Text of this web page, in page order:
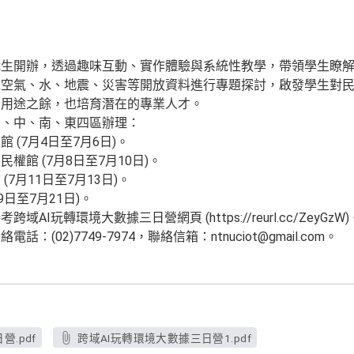
開辦，透過趣味互動、實作體驗與系統性教學，帶領學生瞭
氣、水、地震、災害等開放資料進行專題探討，啟發學生對
途之餘，也培育潛在的專業人才。
中、南、東四區辦理：
(7月4日至7月6日)。
權館 (7月8日至7月10日)。
月11日至7月13日)。
至7月21日)。
跨域AI玩轉環境大數據三日營網頁 (https://reurl.cc/ZeyGzW)
電話：(02)7749-7974，聯絡信箱：ntnuciot@gmail.com。
營.pdf 跨域AI玩轉環境大數據三日營1.pdf